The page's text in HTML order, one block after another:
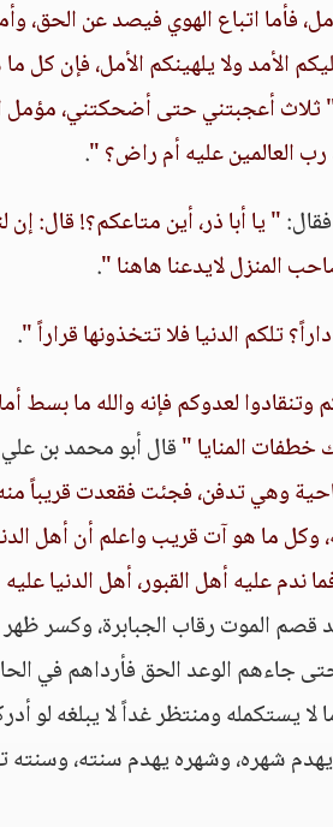
فأما اتباع الهوي فيصد عن الحق،
الأمد ولا يلهينكم الأمل، فإن كل
ثلاث أعجبتني حتى أضحكتني، مؤمل
العالمين عليه أم راض؟ ".
" يا أبا ذر، أين متاعكم؟! قال: إن
المنزل لايدعنا هاهنا ".
تلكم الدنيا فلا تتخذونها قراراً ".
لعدوكم فإنه والله ما بسط
خطفات المنايا "قال أبو محمد بن علي
وهي تدفن، فجئت فقعدت قريباً
ما هو آت قريب واعلم أن أهل
عليه أهل القبور، أهل الدنيا عليه
قصم الموت رقاب الجبابرة، وكسر ظهر
جاءهم الوعد الحق فأرداهم في
ومنتظر غداً لا يبلغه لو
شهره، وشهره يهدم سنته، وسنته